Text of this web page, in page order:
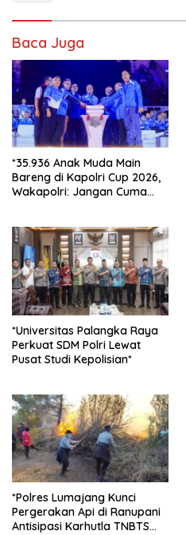
Baca Juga
*35.936 Anak Muda Main
Bareng di Kapolri Cup 2026,
Wakapolri: Jangan Cuma
*Universitas Palangka Raya
Perkuat SDM Polri Lewat
Pusat Studi Kepolisian*
*Polres Lumajang Kunci
Pergerakan Api di Ranupani
Antisipasi Karhutla TNBTS